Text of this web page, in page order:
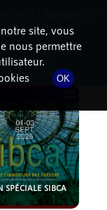
SPÉCIALE SIBCA
site, vous
nous permettre
OK